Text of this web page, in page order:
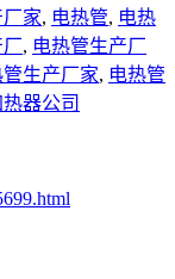
家, 电热管, 电热
, 电热管生产厂
管生产厂家, 电热管
器公司